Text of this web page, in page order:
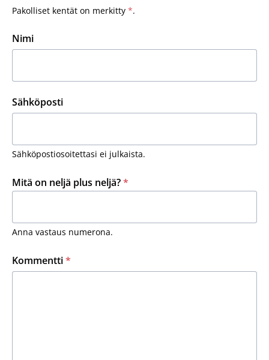
Pakolliset kentät on merkitty *.
Nimi
Sähköposti
Sähköpostiosoitettasi ei julkaista.
Mitä on neljä plus neljä?*
Anna vastaus numerona.
Kommentti*